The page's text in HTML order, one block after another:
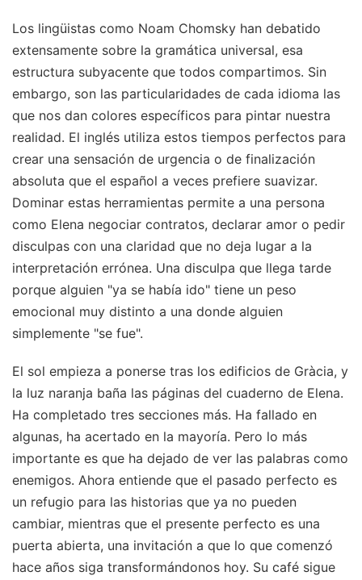
Los lingüistas como Noam Chomsky han debatido
extensamente sobre la gramática universal, esa
estructura subyacente que todos compartimos. Sin
embargo, son las particularidades de cada idioma las
que nos dan colores específicos para pintar nuestra
realidad. El inglés utiliza estos tiempos perfectos para
crear una sensación de urgencia o de finalización
absoluta que el español a veces prefiere suavizar.
Dominar estas herramientas permite a una persona
como Elena negociar contratos, declarar amor o pedir
disculpas con una claridad que no deja lugar a la
interpretación errónea. Una disculpa que llega tarde
porque alguien "ya se había ido" tiene un peso
emocional muy distinto a una donde alguien
simplemente "se fue".
El sol empieza a ponerse tras los edificios de Gràcia, y
la luz naranja baña las páginas del cuaderno de Elena.
Ha completado tres secciones más. Ha fallado en
algunas, ha acertado en la mayoría. Pero lo más
importante es que ha dejado de ver las palabras como
enemigos. Ahora entiende que el pasado perfecto es
un refugio para las historias que ya no pueden
cambiar, mientras que el presente perfecto es una
puerta abierta, una invitación a que lo que comenzó
hace años siga transformándonos hoy. Su café sigue